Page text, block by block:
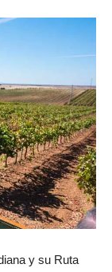
y su Ruta